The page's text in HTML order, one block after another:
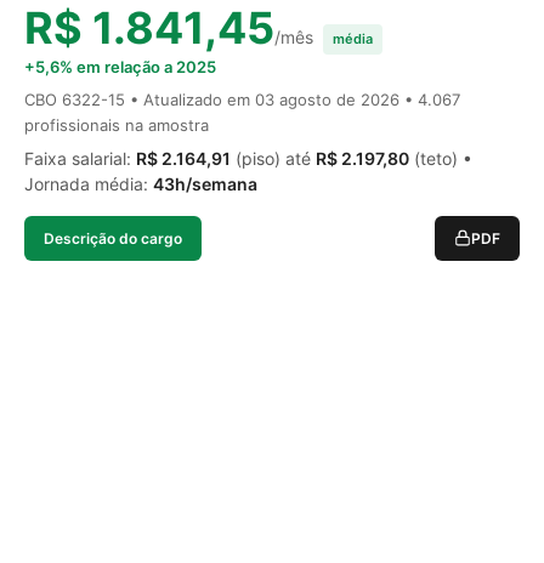
R$ 1.841,45/mês média
+5,6% em relação a 2025
CBO 6322-15 • Atualizado em 03 agosto de 2026 • 4.067
profissionais na amostra
Faixa salarial: R$ 2.164,91 (piso) até R$ 2.197,80 (teto) •
Jornada média: 43h/semana
Descrição do cargo PDF